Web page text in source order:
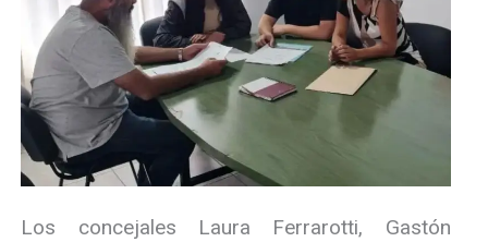
Los concejales Laura Ferrarotti, Gastón